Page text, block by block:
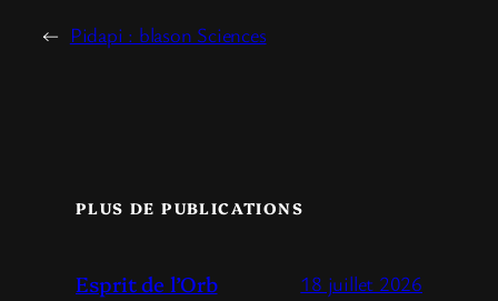
← Pidapi : blason Sciences
PLUS DE PUBLICATIONS
Esprit de l’Orb 18 juillet 2026